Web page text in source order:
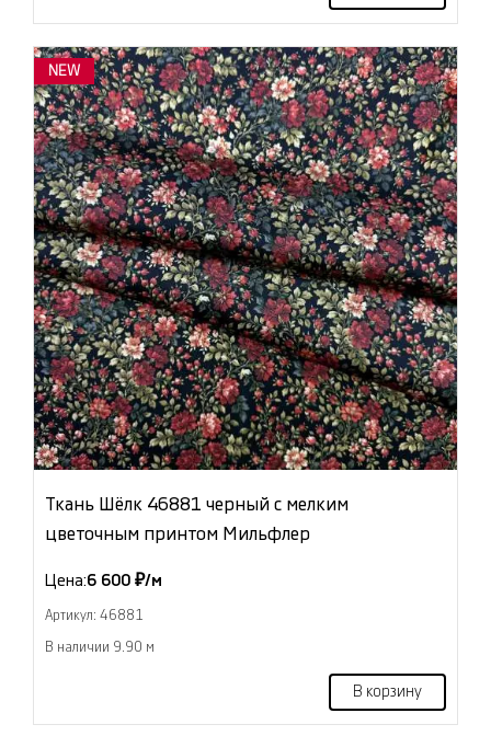
NEW
Ткань Шёлк 46881 черный с мелким
цветочным принтом Мильфлер
Цена:6 600 ₽/м
Артикул: 46881
В наличии 9.90 м
В корзину